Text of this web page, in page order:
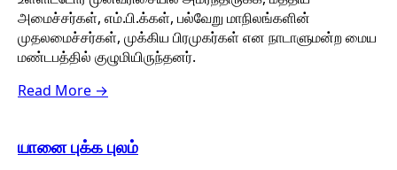
அமைச்சர்கள், எம்.பி.க்கள், பல்வேறு மாநிலங்களின்
முதலமைச்சர்கள், முக்கிய பிரமுகர்கள் என நாடாளுமன்ற மைய
மண்டபத்தில் குழுமியிருந்தனர்.
Read More →
யானை புக்க புலம்